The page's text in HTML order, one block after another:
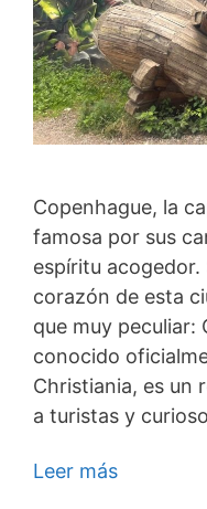
Copenhague, la
famosa por sus
espíritu acogedor.
corazón de esta
que muy peculiar:
conocido
Christiania, es un
a turistas y
Leer más